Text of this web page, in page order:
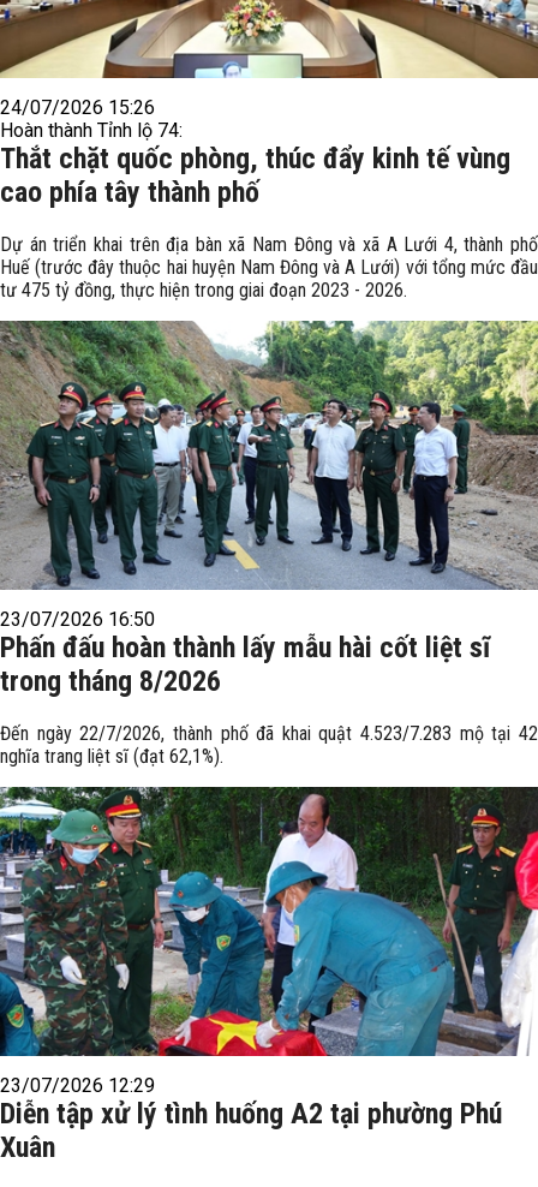
24/07/2026 15:26
Hoàn thành Tỉnh lộ 74:
Thắt chặt quốc phòng, thúc đẩy kinh tế vùng
cao phía tây thành phố
Dự án triển khai trên địa bàn xã Nam Đông và xã A Lưới 4, thành phố
Huế (trước đây thuộc hai huyện Nam Đông và A Lưới) với tổng mức đầu
tư 475 tỷ đồng, thực hiện trong giai đoạn 2023 - 2026.
23/07/2026 16:50
Phấn đấu hoàn thành lấy mẫu hài cốt liệt sĩ
trong tháng 8/2026
Đến ngày 22/7/2026, thành phố đã khai quật 4.523/7.283 mộ tại 42
nghĩa trang liệt sĩ (đạt 62,1%).
23/07/2026 12:29
Diễn tập xử lý tình huống A2 tại phường Phú
Xuân